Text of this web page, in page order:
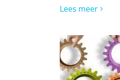
Lees meer